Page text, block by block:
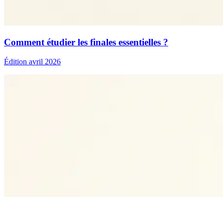
Comment étudier les finales essentielles ?
Édition avril 2026